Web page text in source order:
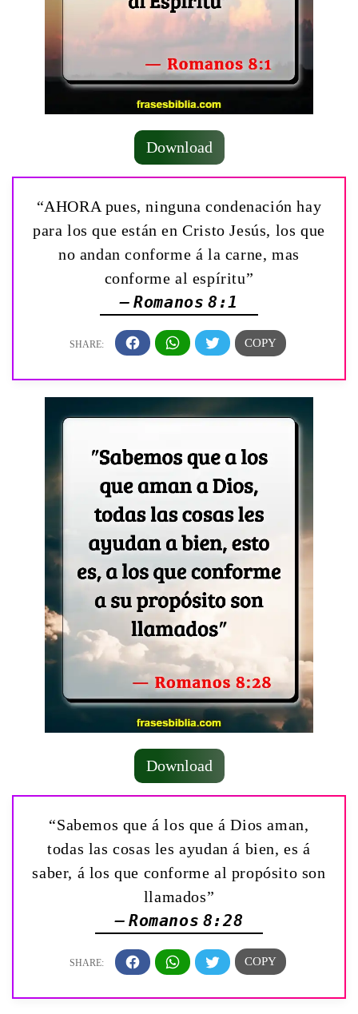
Download
“AHORA pues, ninguna condenación hay
para los que están en Cristo Jesús, los que
no andan conforme á la carne, mas
conforme al espíritu”
— Romanos 8:1
Download
“Sabemos que á los que á Dios aman,
todas las cosas les ayudan á bien, es á
saber, á los que conforme al propósito son
llamados”
— Romanos 8:28